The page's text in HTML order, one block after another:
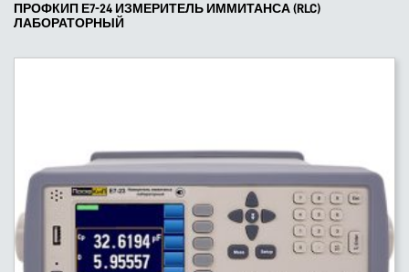
ПРОФКИП Е7-24 ИЗМЕРИТЕЛЬ ИММИТАНСА (RLC)
ЛАБОРАТОРНЫЙ